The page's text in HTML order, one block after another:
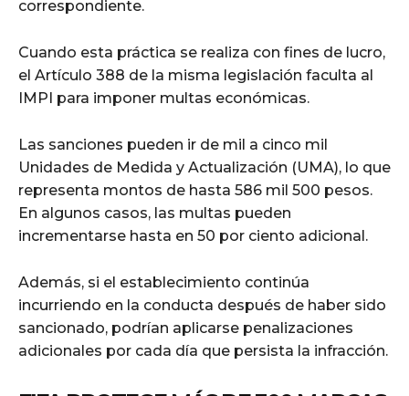
correspondiente.
Cuando esta práctica se realiza con fines de lucro,
el Artículo 388 de la misma legislación faculta al
IMPI para imponer multas económicas.
Las sanciones pueden ir de mil a cinco mil
Unidades de Medida y Actualización (UMA), lo que
representa montos de hasta 586 mil 500 pesos.
En algunos casos, las multas pueden
incrementarse hasta en 50 por ciento adicional.
Además, si el establecimiento continúa
incurriendo en la conducta después de haber sido
sancionado, podrían aplicarse penalizaciones
adicionales por cada día que persista la infracción.